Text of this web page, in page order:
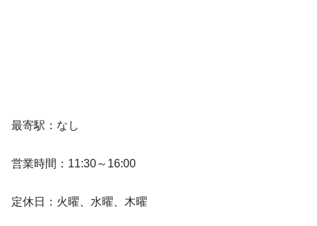
最寄駅：なし
営業時間：11:30～16:00
定休日：火曜、水曜、木曜